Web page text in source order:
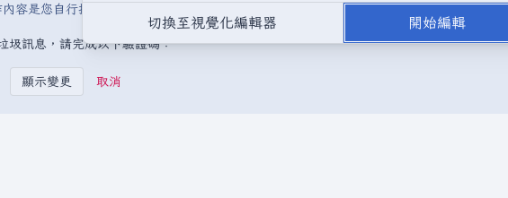
容是您自行撰寫，或是取自不受版權保護的公開領域或自由資源。請勿在未經授權的情況
圾訊息，請完成以下驗證碼：
取消
切換至視覺化編輯器 開始編輯